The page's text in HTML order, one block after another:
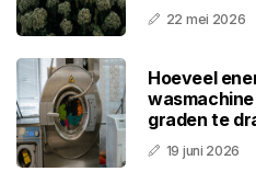
22 mei 2026
Hoeveel
graden te
19 juni 2026